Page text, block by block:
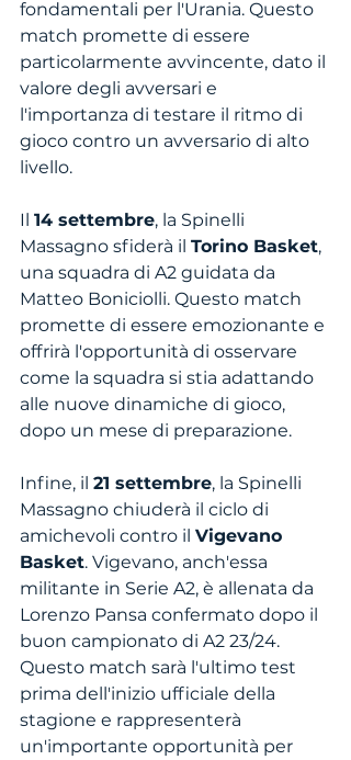
fondamentali per l'Urania. Questo
match promette di essere
particolarmente avvincente, dato il
valore degli avversari e
l'importanza di testare il ritmo di
gioco contro un avversario di alto
livello.
Il 14 settembre, la Spinelli
Massagno sfiderà il Torino Basket,
una squadra di A2 guidata da
Matteo Boniciolli. Questo match
promette di essere emozionante e
offrirà l'opportunità di osservare
come la squadra si stia adattando
alle nuove dinamiche di gioco,
dopo un mese di preparazione.
Infine, il 21 settembre, la Spinelli
Massagno chiuderà il ciclo di
amichevoli contro il Vigevano
Basket. Vigevano, anch'essa
militante in Serie A2, è allenata da
Lorenzo Pansa confermato dopo il
buon campionato di A2 23/24.
Questo match sarà l'ultimo test
prima dell'inizio ufficiale della
stagione e rappresenterà
un'importante opportunità per